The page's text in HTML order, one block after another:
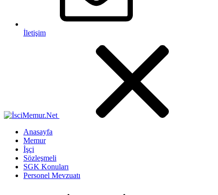
İletişim
Anasayfa
Memur
İşçi
Sözleşmeli
SGK Konuları
Personel Mevzuatı